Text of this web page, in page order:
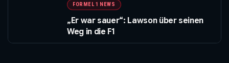
FORMEL 1 NEWS
„Er war sauer“: Lawson über seinen
Weg in die F1